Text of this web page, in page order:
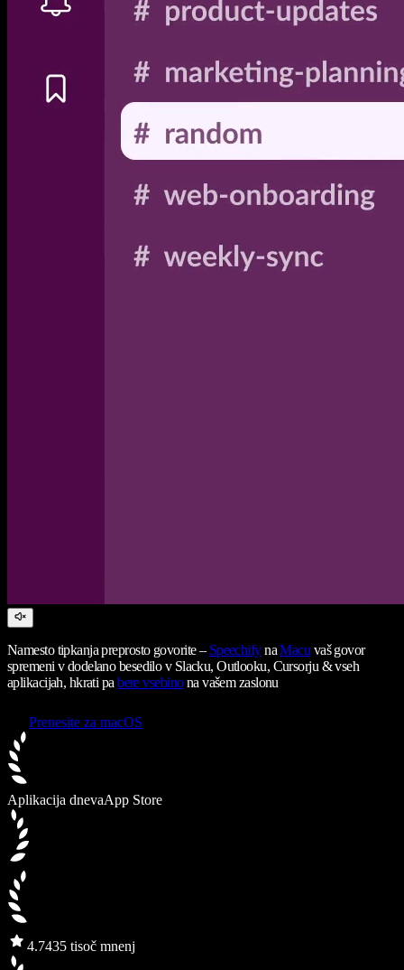
Namesto tipkanja preprosto govorite – SpeechifynaMacu vaš govor
spremeni v dodelano besedilo v Slacku, Outlooku, Cursorju & vseh
aplikacijah, hkrati pabere vsebinona vašem zaslonu
Prenesite za macOS
Aplikacija dnevaApp Store
4.7435 tisoč mnenj